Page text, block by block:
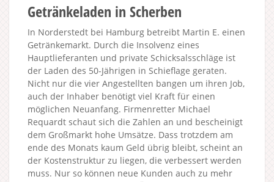
Getränkeladen in Scherben
In Norderstedt bei Hamburg betreibt Martin E. einen
Getränkemarkt. Durch die Insolvenz eines
Hauptlieferanten und private Schicksalsschläge ist
der Laden des 50-Jährigen in Schieflage geraten.
Nicht nur die vier Angestellten bangen um ihren Job,
auch der Inhaber benötigt viel Kraft für einen
möglichen Neuanfang. Firmenretter Michael
Requardt schaut sich die Zahlen an und bescheinigt
dem Großmarkt hohe Umsätze. Dass trotzdem am
ende des Monats kaum Geld übrig bleibt, scheint an
der Kostenstruktur zu liegen, die verbessert werden
muss. Nur so können neue Kunden auch zu mehr